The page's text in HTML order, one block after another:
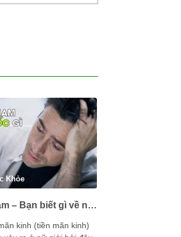
Khỏe
Mãn dục nam – Bạn biết gì về những dấu hiệu của nam giới trong giai đoạn này?
kinh (tiền mãn kinh)